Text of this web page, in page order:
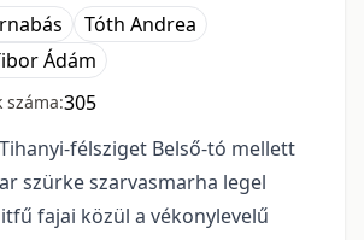
Tóth Andrea
Ádám
száma:305
félsziget Belső-tó mellett
szürke szarvasmarha legel
fajai közül a vékonylevelű